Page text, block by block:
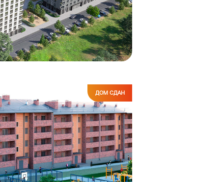
ДОМ СДАН